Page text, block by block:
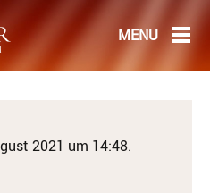
2021 um 14:48.